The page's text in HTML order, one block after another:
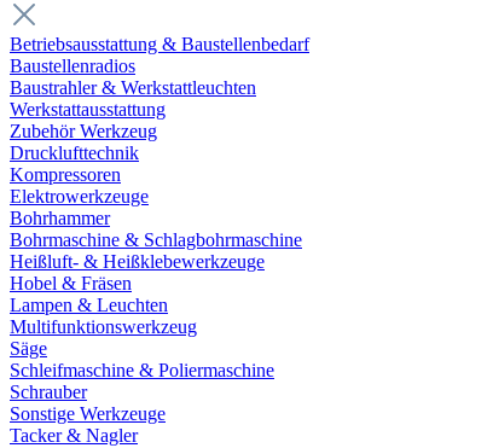
Betriebsausstattung & Baustellenbedarf
Baustellenradios
Baustrahler & Werkstattleuchten
Werkstattausstattung
Zubehör Werkzeug
Drucklufttechnik
Kompressoren
Elektrowerkzeuge
Bohrhammer
Bohrmaschine & Schlagbohrmaschine
Heißluft- & Heißklebewerkzeuge
Hobel & Fräsen
Lampen & Leuchten
Multifunktionswerkzeug
Säge
Schleifmaschine & Poliermaschine
Schrauber
Sonstige Werkzeuge
Tacker & Nagler